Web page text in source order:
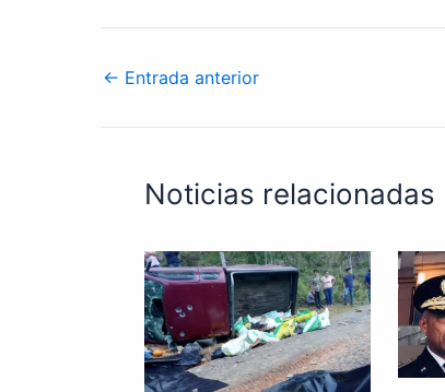
← Entrada anterior
Noticias relacionadas